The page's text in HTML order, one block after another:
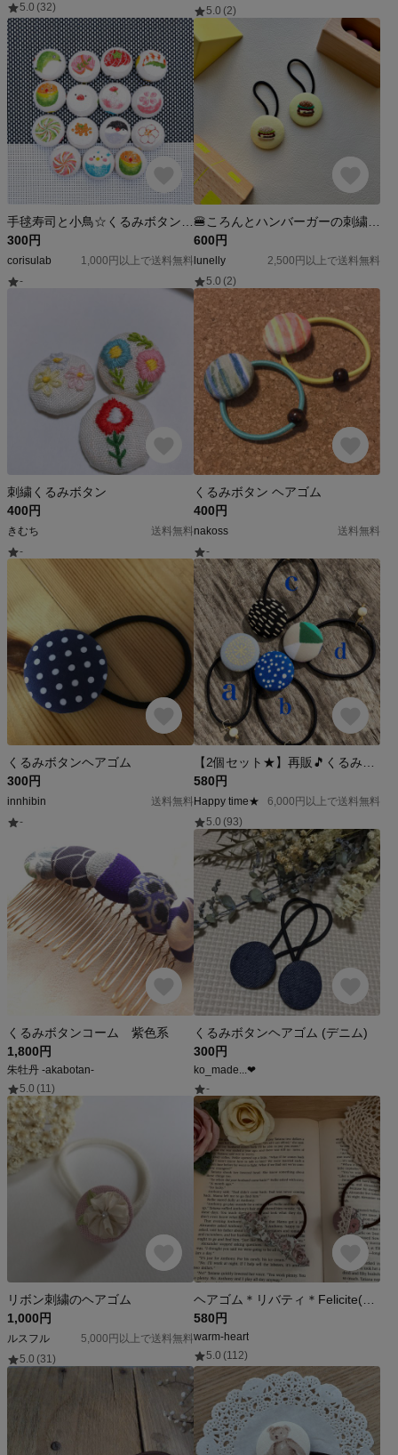
5.0 (32)
5.0 (2)
300円
corisulab
1,000円以上で送料無料
-
600円
lunelly
2,500円以上で送料無料
5.0 (2)
刺繍くるみボタン
400円
きむち
送料無料
-
くるみボタン ヘアゴム
400円
nakoss
送料無料
-
くるみボタンヘアゴム
300円
innhibin
送料無料
-
580円
Happy time★
6,000円以上で送料無料
5.0 (93)
くるみボタンコーム 紫色系
1,800円
朱牡丹 -akabotan-
5.0 (11)
くるみボタンヘアゴム (デニム)
300円
ko_made...❤︎
-
リボン刺繍のヘアゴム
1,000円
ルスフル
5,000円以上で送料無料
5.0 (31)
580円
warm-heart
5.0 (112)